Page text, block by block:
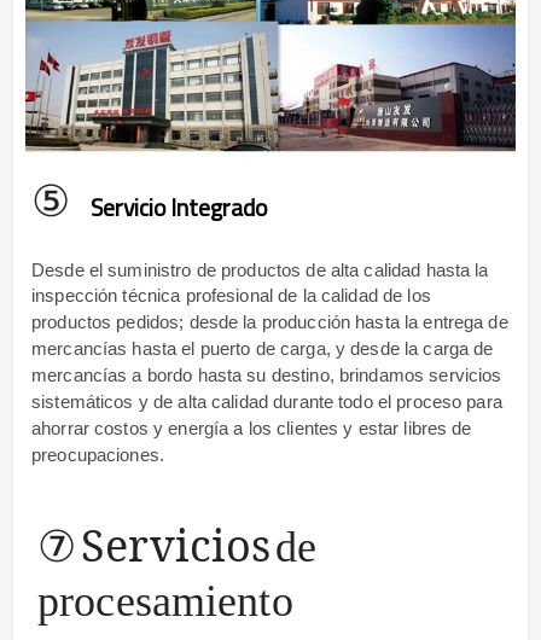
⑤ Servicio Integrado
Desde el suministro de productos de alta calidad hasta la
inspección técnica profesional de la calidad de los
productos pedidos; desde la producción hasta la entrega de
mercancías hasta el puerto de carga, y desde la carga de
mercancías a bordo hasta su destino, brindamos servicios
sistemáticos y de alta calidad durante todo el proceso para
ahorrar costos y energía a los clientes y estar libres de
preocupaciones.
⑦Serviciosde
procesamiento